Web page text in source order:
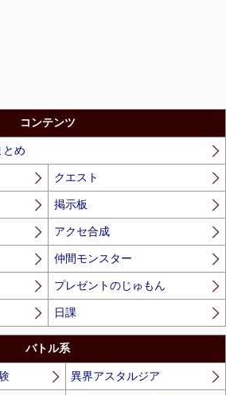
コンテンツ
とめ
クエスト
掲示板
アクセ合成
仲間モンスター
プレゼントのじゅもん
日課
バトル系
異界アスタルジア